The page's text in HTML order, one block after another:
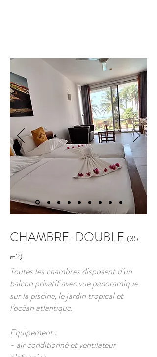
CHAMBRE-DOUBLE (35
m2)
Toutes les chambres disposent d’un
balcon privatif avec vue panoramique
sur la piscine, le jardin tropical et
l’océan atlantique.
Equipement :
- air conditionné et ventilateur